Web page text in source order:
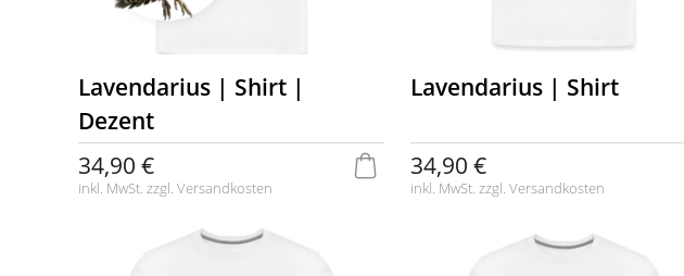
Lavendarius | Shirt |
Dezent
34,90 €
inkl. MwSt. zzgl. Versandkosten
Lavendarius | Shirt
34,90 €
inkl. MwSt. zzgl. Versandkosten